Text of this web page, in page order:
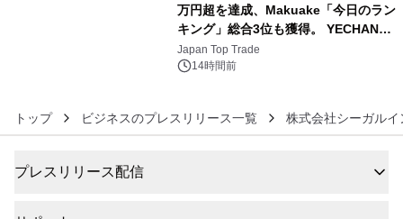
万円超を達成、Makuake「今日のラン
キング」総合3位も獲得。 YECHAN音
浴シンギングボウル第2弾の大型サイ
ズ（XL・2XL・3XL）を先行販売中
Japan Top Trade
14時間前
トップ ビジネスのプレスリリース一覧 株式会社シーガルイ
プレスリリース配信